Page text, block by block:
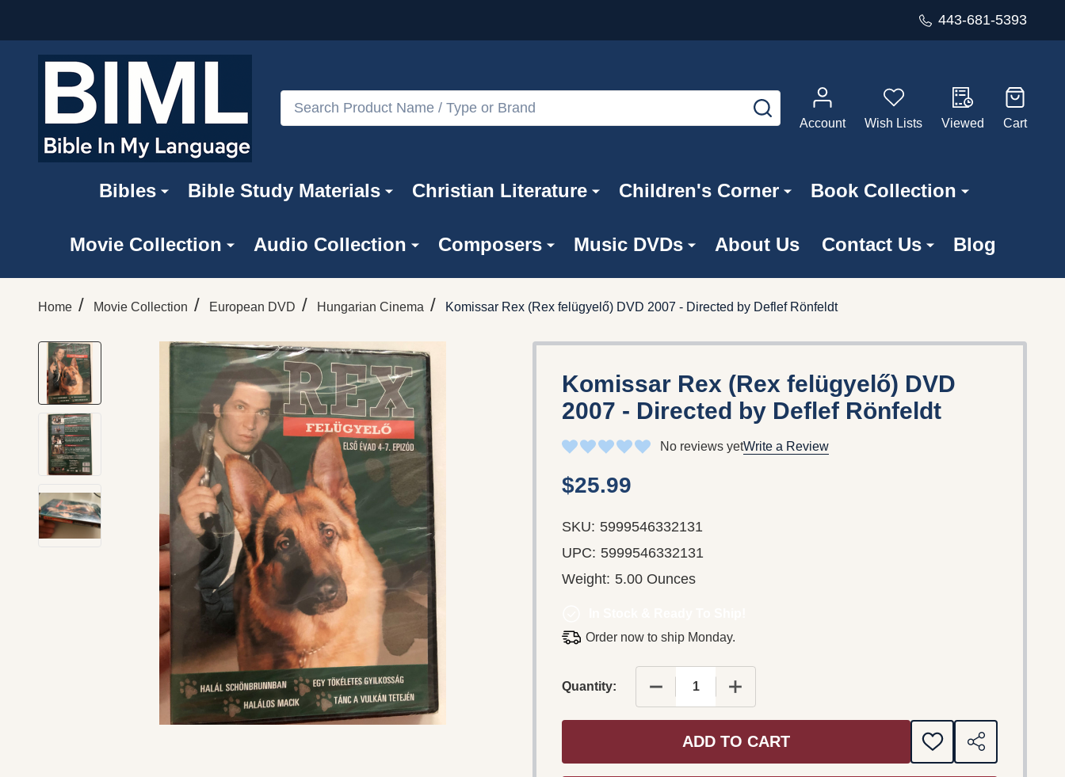
443-681-5393
Search
SEARCH
Account
Wish Lists Viewed Cart
Bibles Bible Study Materials Christian Literature Children's Corner Book Collection
Movie Collection Audio Collection Composers Music DVDs About Us Contact Us Blog
Home / Movie Collection / European DVD / Hungarian Cinema / Komissar Rex (Rex felügyelő) DVD 2007 - Directed by Deflef Rönfeldt
Komissar Rex (Rex felügyelő) DVD
2007 - Directed by Deflef Rönfeldt
No reviews yetWrite a Review
$25.99
SKU: 5999546332131
UPC: 5999546332131
Weight: 5.00 Ounces
Order now to ship Monday.
Quantity: DECREASE QUANTITY OF KOMISSAR REX (REX FELÜGYELŐ)
INCREASE QUANTITY OF KOMISSAR REX (REX
ADD TO CART
ADD
TO
SHARE